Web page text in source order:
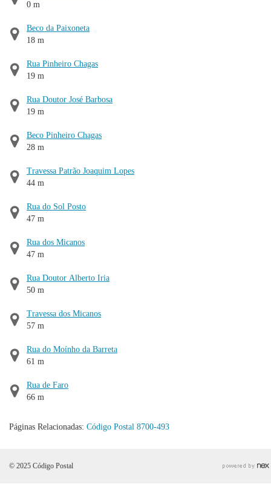
0 m
Beco da Paixoneta
18 m
Rua Pinheiro Chagas
19 m
Rua Doutor José Barbosa
19 m
Beco Pinheiro Chagas
28 m
Travessa Patrão Joaquim Lopes
44 m
Rua do Sol Posto
47 m
Rua dos Micanos
47 m
Rua Doutor Alberto Iria
50 m
Travessa dos Micanos
57 m
Rua do Moínho da Barreta
61 m
Rua de Faro
66 m
Páginas Relacionadas: Código Postal 8700-493
© 2025 Código Postal